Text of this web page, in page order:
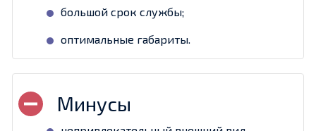
большой срок службы;
оптимальные габариты.